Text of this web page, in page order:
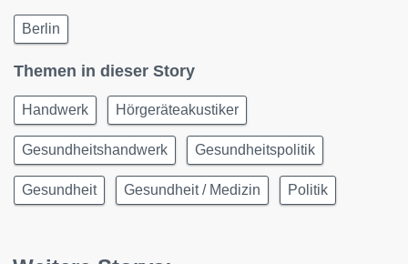
Berlin
Themen in dieser Story
Handwerk Hörgeräteakustiker
Gesundheitshandwerk Gesundheitspolitik
Gesundheit Gesundheit / Medizin Politik